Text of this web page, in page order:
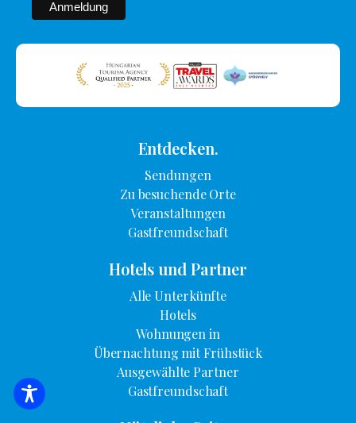
SUCHE NACH UNTERKUNFT
Entdecken.
Sendungen
Zu besuchende Orte
Veranstaltungen
Gastfreundschaft
Hotels und Partner
Alle Unterkünfte
Hotels
Wohnungen in
Übernachtung mit Frühstück
Ausgewählte Partner
Gastfreundschaft